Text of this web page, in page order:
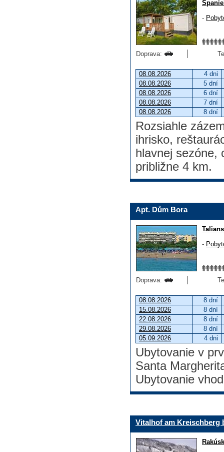
-
Doprava:
08.08.2026
4 dni
08.08.2026
5 dní
08.08.2026
6 dní
08.08.2026
7 dní
08.08.2026
8 dní
Rozsiahle
ihrisko,
hlavnej sezóne,
približne 4 km.
Apt. Dům Bora
-
Doprava:
08.08.2026
8 dní
15.08.2026
8 dní
22.08.2026
8 dní
29.08.2026
8 dní
05.09.2026
4 dni
Ubytovanie v
Santa
Ubytovanie
Vitalhof am Kreischberg